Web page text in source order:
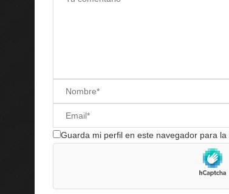
Guarda mi perfil en este navegador para